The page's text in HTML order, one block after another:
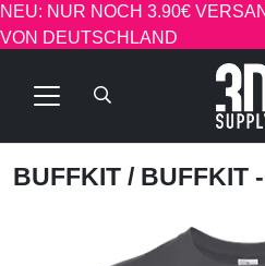
NEU: NUR NOCH 3.90€
VON DEUTSCHLAND
BUFFKIT / BUFFKIT